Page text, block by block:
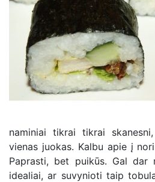
naminiai tikrai tikrai
vienas juokas. Kalbu apie į
Paprasti, bet puikūs. Gal dar
idealiai, ar suvynioti taip